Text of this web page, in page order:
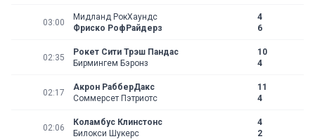
03:00
Мидланд РокХаундс
4
6
Фриско РофРайдерз
02:35
Рокет Сити Трэш Пандас
10
4
Бирмингем Бэронз
02:17
Акрон РабберДакс
11
4
Соммерсет Пэтриотс
02:06
Коламбус Клинстонс
4
2
Билокси Шукерс